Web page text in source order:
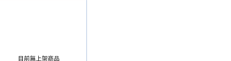
目前無上架商品